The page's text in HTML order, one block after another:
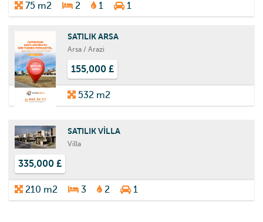
75 m2 2 1 1
SATILIK ARSA
Arsa / Arazi
155,000 £
532 m2
SATILIK VİLLA
Villa
335,000 £
210 m2 3 2 1